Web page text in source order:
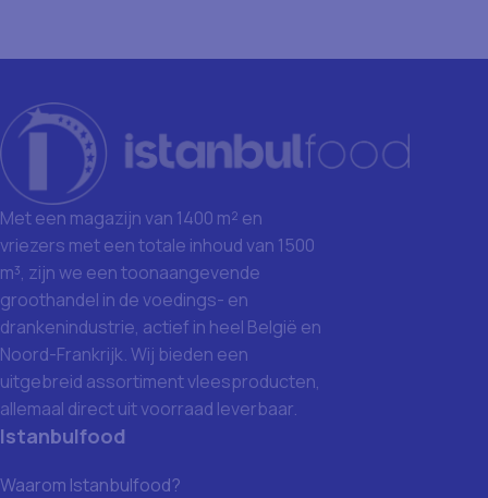
Met een magazijn van 1400 m² en
vriezers met een totale inhoud van 1500
m³, zijn we een toonaangevende
groothandel in de voedings- en
drankenindustrie, actief in heel België en
Noord-Frankrijk. Wij bieden een
uitgebreid assortiment vleesproducten,
allemaal direct uit voorraad leverbaar.
Istanbulfood
Waarom Istanbulfood?